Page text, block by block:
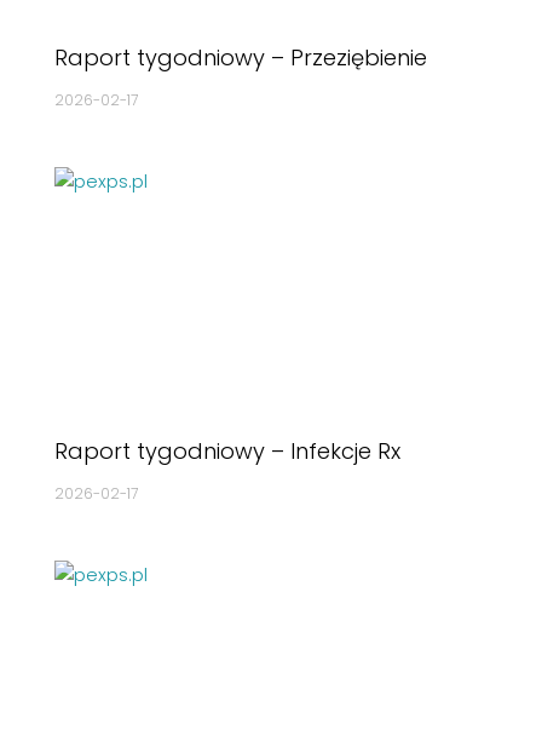
Raport tygodniowy – Przeziębienie
2026-02-17
Raport tygodniowy – Infekcje Rx
2026-02-17